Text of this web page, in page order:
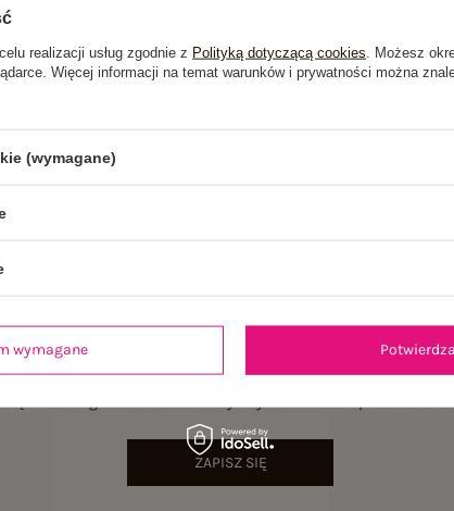
Opinie o produkcie(1)
ZAPISZ SIĘ
realizacji usług zgodnie z Polityką dotyczącą cookies . Możesz
Więcej informacji na temat warunków i prywatności można
(wymagane)
wymagane